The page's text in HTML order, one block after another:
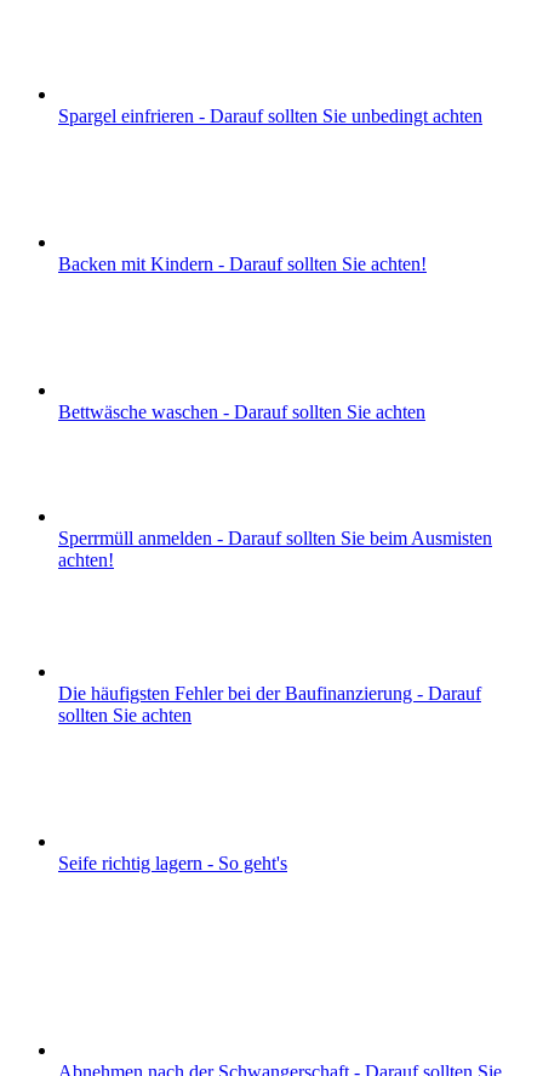
Spargel einfrieren - Darauf sollten Sie unbedingt achten
Backen mit Kindern - Darauf sollten Sie achten!
Bettwäsche waschen - Darauf sollten Sie achten
Sperrmüll anmelden - Darauf sollten Sie beim Ausmisten
achten!
Die häufigsten Fehler bei der Baufinanzierung - Darauf
sollten Sie achten
Seife richtig lagern - So geht's